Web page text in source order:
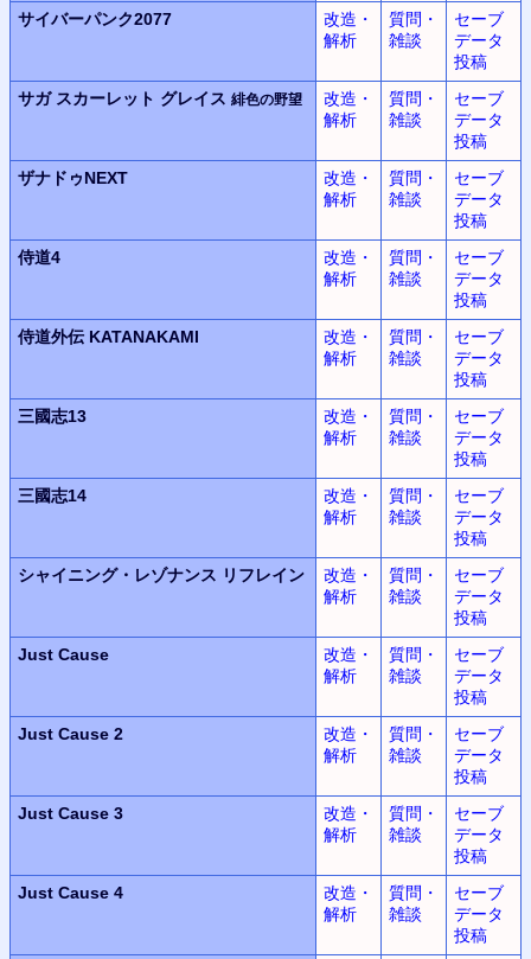
サイバーパンク2077
改造・
解析
質問・
雑談
セーブ
データ
投稿
サガ スカーレット グレイス 緋色の野望
改造・
解析
質問・
雑談
セーブ
データ
投稿
ザナドゥNEXT
改造・
解析
質問・
雑談
セーブ
データ
投稿
侍道4
改造・
解析
質問・
雑談
セーブ
データ
投稿
侍道外伝 KATANAKAMI
改造・
解析
質問・
雑談
セーブ
データ
投稿
三國志13
改造・
解析
質問・
雑談
セーブ
データ
投稿
三國志14
改造・
解析
質問・
雑談
セーブ
データ
投稿
シャイニング・レゾナンス リフレイン
改造・
解析
質問・
雑談
セーブ
データ
投稿
Just Cause
改造・
解析
質問・
雑談
セーブ
データ
投稿
Just Cause 2
改造・
解析
質問・
雑談
セーブ
データ
投稿
Just Cause 3
改造・
解析
質問・
雑談
セーブ
データ
投稿
Just Cause 4
改造・
解析
質問・
雑談
セーブ
データ
投稿